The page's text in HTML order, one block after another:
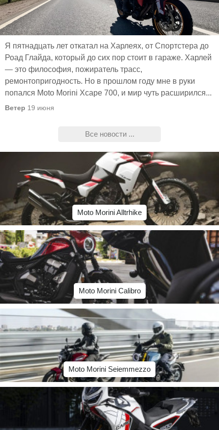
Moto Morini Alltrhike
Moto Morini Calibro
Moto Morini Seiemmezzo
Я пятнадцать лет откатал на Харлеях, от Спортстера до
Роад Глайда, который до сих пор стоит в гараже. Харлей
— это философия, пожиратель трасс,
ремонтопригодность. Но в прошлом году мне в руки
попался Moto Morini Xcape 700, и мир чуть расширился...
Ветер 19 июня
Все новости ...